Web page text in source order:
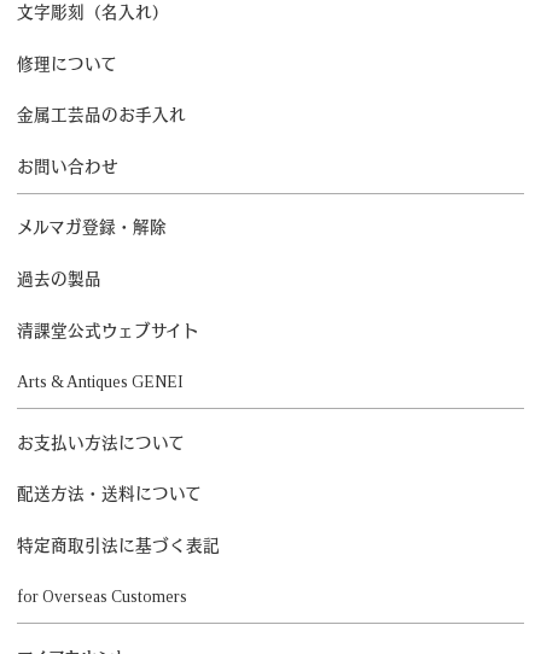
文字彫刻（名入れ）
修理について
金属工芸品のお手入れ
お問い合わせ
メルマガ登録・解除
過去の製品
清課堂公式ウェブサイト
Arts & Antiques GENEI
お支払い方法について
配送方法・送料について
特定商取引法に基づく表記
for Overseas Customers